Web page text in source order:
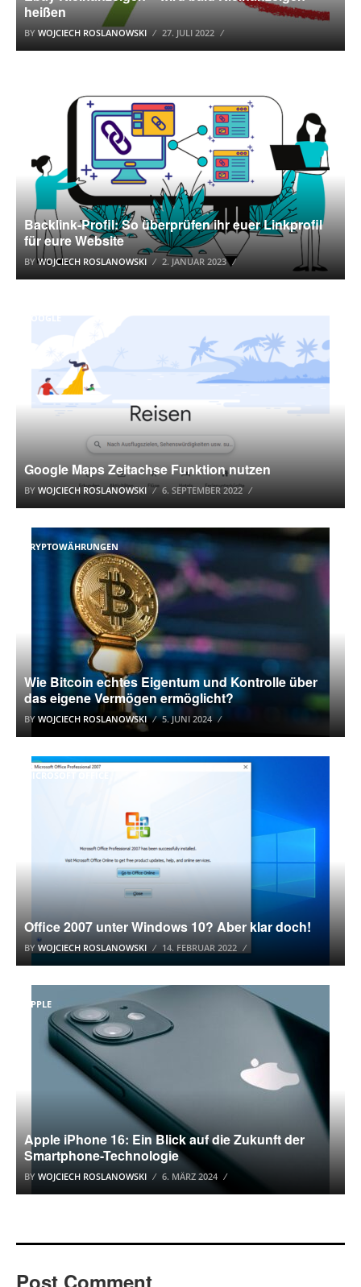
heißen
BY WOJCIECH ROSLANOWSKI 27. JULI 2022
Backlink-Profil: So überprüfen ihr euer Linkprofil
für eure Website
BYWOJCIECH ROSLANOWSKI 2. JANUAR 2023
Google Maps Zeitachse Funktion nutzen
BY WOJCIECH ROSLANOWSKI 6. SEPTEMBER 2022
KRYPTOWÄHRUNGEN
Wie Bitcoin echtes Eigentum und Kontrolle über
das eigene Vermögen ermöglicht?
BY WOJCIECH ROSLANOWSKI 5. JUNI 2024
MICROSOFT OFFICE
Office 2007 unter Windows 10? Aber klar doch!
BY WOJCIECH ROSLANOWSKI 14. FEBRUAR 2022
APPLE
Apple iPhone 16: Ein Blick auf die Zukunft der
Smartphone-Technologie
BY WOJCIECH ROSLANOWSKI 6. MÄRZ 2024
Post Comment